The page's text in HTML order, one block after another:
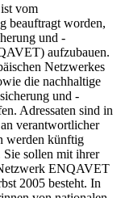
vom
beauftragt worden,
und -
aufzubauen.
Netzwerkes
die nachhaltige
und -
Adressaten sind in
verantwortlicher
werden künftig
Sie sollen mit ihrer
ENQAVET
2005 besteht. In